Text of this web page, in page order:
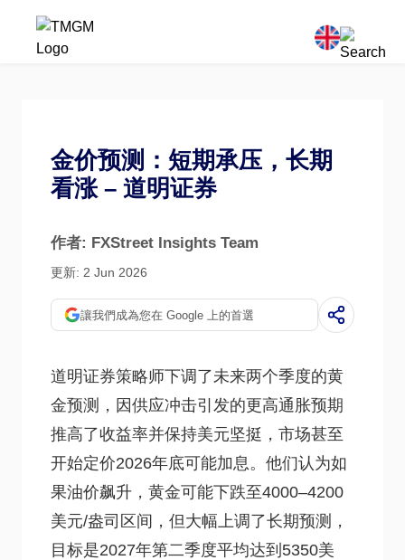
金价预测：短期承压，长期
看涨 – 道明证券
作者: FXStreet Insights Team
更新: 2 Jun 2026
讓我們成為您在 Google 上的首選
道明证券策略师下调了未来两个季度的黄
金预测，因供应冲击引发的更高通胀预期
推高了收益率并保持美元坚挺，市场甚至
开始定价2026年底可能加息。他们认为如
果油价飙升，黄金可能下跌至4000–4200
美元/盎司区间，但大幅上调了长期预测，
目标是2027年第二季度平均达到5350美